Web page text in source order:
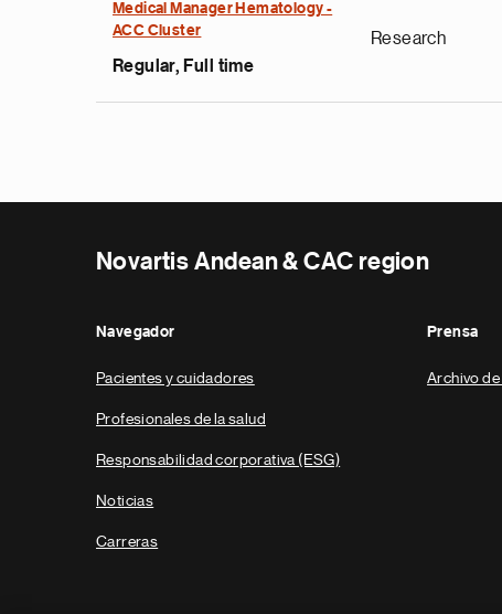
Medical Manager Hematology -
ACC Cluster
Regular, Full time
Research
Novartis Andean & CAC region
Navegador
Pacientes y cuidadores
Profesionales de la salud
Responsabilidad corporativa (ESG)
Noticias
Carreras
Prensa
Archivo